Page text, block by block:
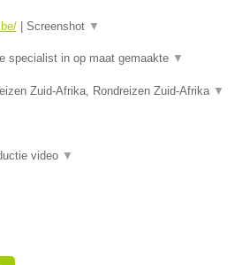
| Screenshot ▼
specialist in op maat gemaakte ▼
Zuid-Afrika, Rondreizen Zuid-Afrika ▼
video ▼